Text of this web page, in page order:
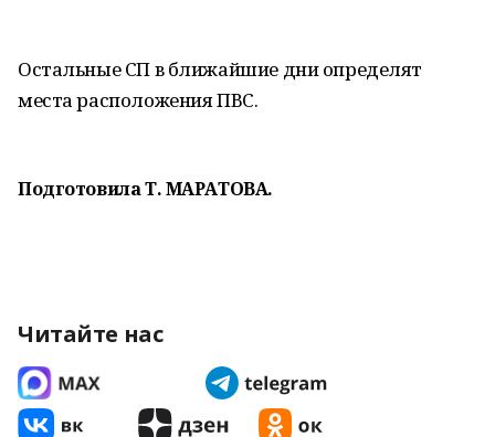
Остальные СП в ближайшие дни определят
места расположения ПВС.
Подготовила Т. МАРАТОВА.
Читайте нас